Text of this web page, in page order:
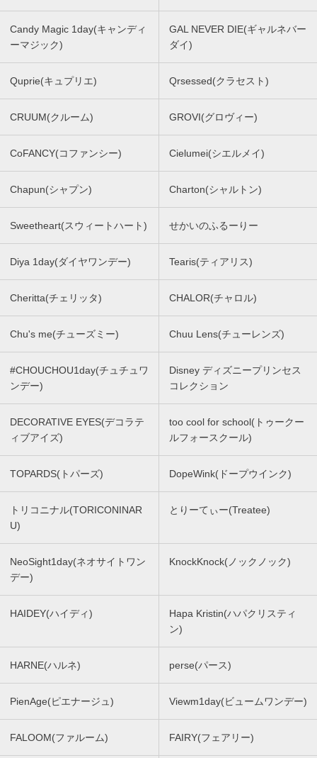
Candy Magic 1day(キャンディ
ーマジック)
GAL NEVER DIE(ギャルネバー
ダイ)
Quprie(キュプリエ) Qrsessed(クラセスト)
CRUUM(クルーム) GROVI(グロヴィー)
CoFANCY(コファンシー) Cielumei(シエルメイ)
Chapun(シャプン) Charton(シャルトン)
Sweetheart(スウィートハート) せかいのふるーりー
Diya 1day(ダイヤワンデー) Tearis(ティアリス)
Cheritta(チェリッタ) CHALOR(チャロル)
Chu's me(チューズミー) Chuu Lens(チューレンズ)
#CHOUCHOU1day(チュチュワ
ンデー)
Disney ディズニープリンセス
コレクション
DECORATIVE EYES(デコラテ
ィブアイズ)
too cool for school(トゥークー
ルフォースクール)
TOPARDS(トパーズ) DopeWink(ドープウインク)
トリコニナル(TORICONINAR
U)
とりーてぃー(Treatee)
NeoSight1day(ネオサイトワン
デー)
KnockKnock(ノックノック)
HAIDEY(ハイディ)
Hapa Kristin(ハパクリスティ
ン)
HARNE(ハルネ) perse(パース)
PienAge(ピエナージュ) Viewm1day(ビュームワンデー)
FALOOM(ファルーム) FAIRY(フェアリー)